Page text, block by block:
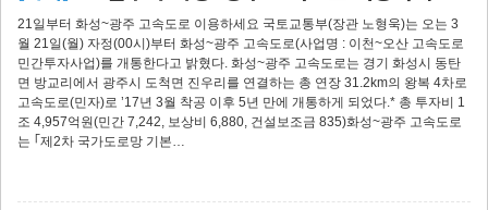
21일부터 화성~광주 고속도로 이용하세요 국토교통부(장관 노형욱)는 오는 3
월 21일(월) 자정(00시)부터 화성~광주 고속도로(사업명 : 이천~오산 고속도로
민간투자사업)를 개통한다고 밝혔다. 화성~광주 고속도로는 경기 화성시 동탄
면 방교리에서 광주시 도척면 진우리를 연결하는 총 연장 31.2km의 왕복 4차로
고속도로(민자)로 ’17년 3월 착공 이후 5년 만에 개통하게 되었다.* 총 투자비 1
조 4,957억원(민간 7,242, 보상비 6,880, 건설보조금 835)화성~광주 고속도로
는 ｢제2차 국가도로망 기본…